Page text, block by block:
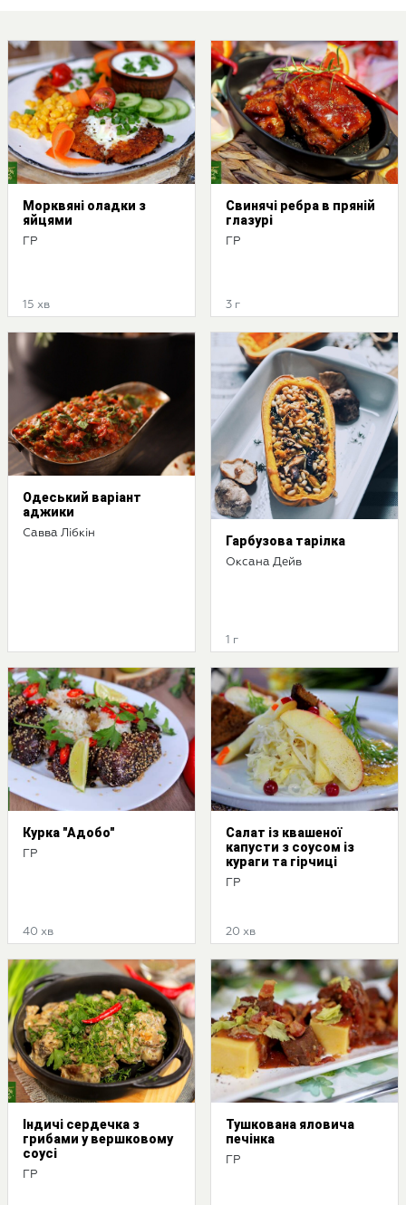
Морквяні оладки з
яйцями
ГР
15 хв
Свинячі ребра в пряній
глазурі
ГР
3 г
Одеський варіант
аджики
Савва Лібкін
Гарбузова тарілка
Оксана Дейв
1 г
Курка "Адобо"
ГР
40 хв
Салат із квашеної
капусти з соусом із
кураги та гірчиці
ГР
20 хв
Індичі сердечка з
грибами у вершковому
соусі
ГР
Тушкована яловича
печінка
ГР